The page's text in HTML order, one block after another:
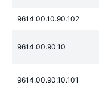
9614.00.10.90.102
9614.00.90.10
9614.00.90.10.101